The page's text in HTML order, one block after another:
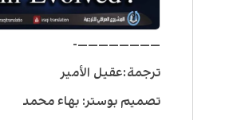
————————-
ترجمة:عقيل الأمير
تصميم بوستر: بهاء محمد